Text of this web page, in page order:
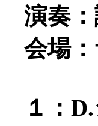
演奏
会場
１：